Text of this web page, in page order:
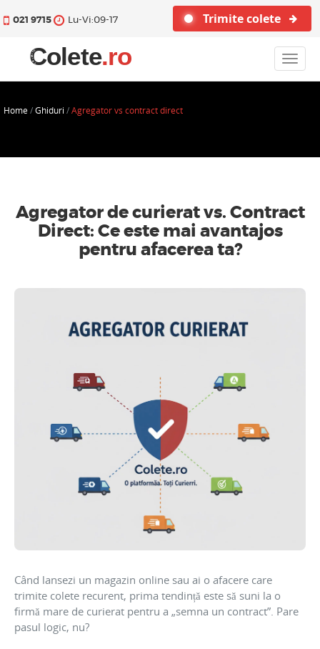
021 9715 Lu-Vi:09-17 Trimite colete
Toggle
Home/Ghiduri /Agregator vs contract direct
Agregator de curierat vs. Contract
Direct: Ce este mai avantajos
pentru afacerea ta?
Când lansezi un magazin online sau ai o afacere care
trimite colete recurent, prima tendință este să suni la o
firmă mare de curierat pentru a „semna un contract”. Pare
pasul logic, nu?